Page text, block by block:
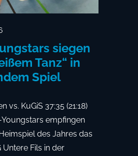
siegen
Tanz“ in
Spiel
vs. KuGiS 37:35 (21:18)
Youngstars empfingen
des Jahres das
Untere Fils in der